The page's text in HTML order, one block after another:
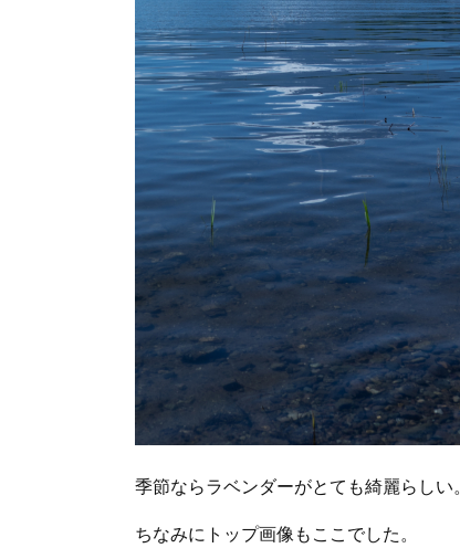
季節ならラベンダーがとても綺麗らしい。
ちなみにトップ画像もここでした。